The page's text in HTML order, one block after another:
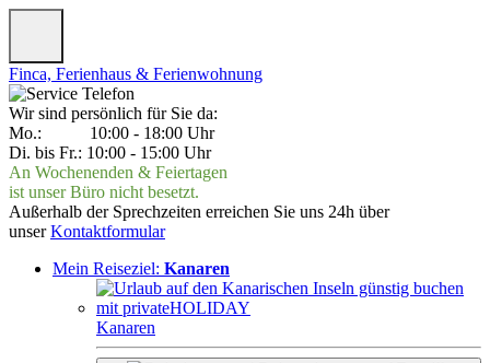
Finca, Ferienhaus & Ferienwohnung
Wir sind persönlich für Sie da:
Mo.: 10:00 - 18:00 Uhr
Di. bis Fr.: 10:00 - 15:00 Uhr
An Wochenenden & Feiertagen
ist unser Büro nicht besetzt.
Außerhalb der Sprechzeiten erreichen Sie uns 24h über
unserKontaktformular
Mein Reiseziel: Kanaren
Kanaren